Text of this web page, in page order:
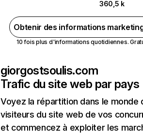
360,5 k
Obtenir des informations
10 fois plus d'informations quotidiennes.
giorgostsoulis.com
Trafic du site web par pays
Voyez la répartition dans le monde
visiteurs du site web de vos
et commencez à exploiter les